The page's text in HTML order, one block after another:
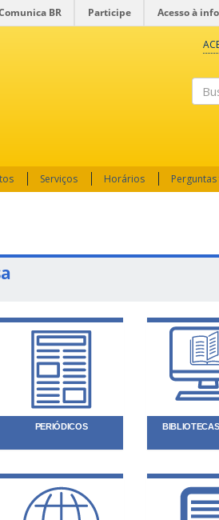
BR Participe Acesso à
Serviços Horários
PERIÓDICOS